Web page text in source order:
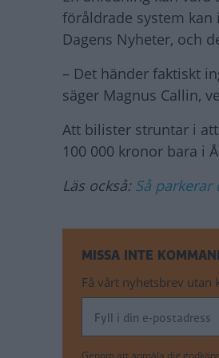
föråldrade system kan
Dagens Nyheter, och
– Det händer faktiskt
säger Magnus Callin,
Att bilister struntar i
100 000 kronor bara i
Läs också: Så
MISSA INTE
Få vårt nyhetsbrev utan
Genom att anmäla dig